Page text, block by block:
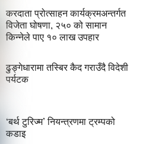
करदाता प्रोत्साहन कार्यक्रमअन्तर्गत
विजेता घोषणा, २५० को सामान
किन्नेले पाए १० लाख उपहार
ढुङ्गेधारामा तस्बिर कैद गराउँदै विदेशी
पर्यटक
‘बर्थ टुरिज्म’ नियन्त्रणमा ट्रम्पको
कडाइ